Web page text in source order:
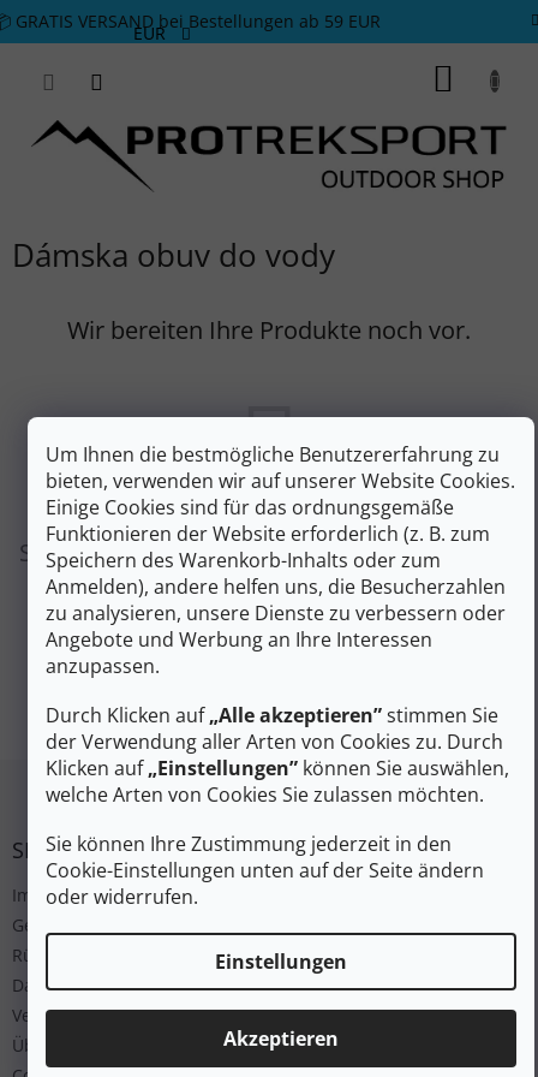
Um Ihnen die bestmögliche Benutzererfahrung zu
bieten, verwenden wir auf unserer Website Cookies.
Einige Cookies sind für das ordnungsgemäße
Funktionieren der Website erforderlich (z. B. zum
Speichern des Warenkorb-Inhalts oder zum
Anmelden), andere helfen uns, die Besucherzahlen
zu analysieren, unsere Dienste zu verbessern oder
Angebote und Werbung an Ihre Interessen
anzupassen.
Durch Klicken auf„Alle akzeptieren”stimmen Sie
der Verwendung aller Arten von Cookies zu. Durch
Klicken auf„Einstellungen” können Sie auswählen,
welche Arten von Cookies Sie zulassen möchten.
Sie können Ihre Zustimmung jederzeit in den
Cookie-Einstellungen unten auf der Seite ändern
oder widerrufen.
Einstellungen
Akzeptieren
Zum Inhalt springen
GRATIS VERSAND bei Bestellungen ab 59 EUR
EUR
Dámska obuv do vody
Wir bereiten Ihre Produkte noch vor.
Sie können sich aber auch andere Kategorien
ansehen.
Fußzeile
SERVICE
Impressum
Geschäftsbedingungen
Rücksendung
Datenschutz
Versand und Bezahlung
Über uns